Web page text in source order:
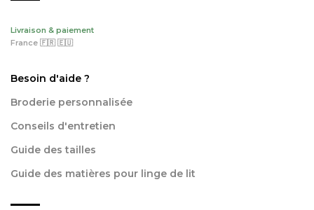
Livraison & paiement
France 🇫🇷 🇪🇺
Besoin d'aide ?
Broderie personnalisée
Conseils d'entretien
Guide des tailles
Guide des matières pour linge de lit